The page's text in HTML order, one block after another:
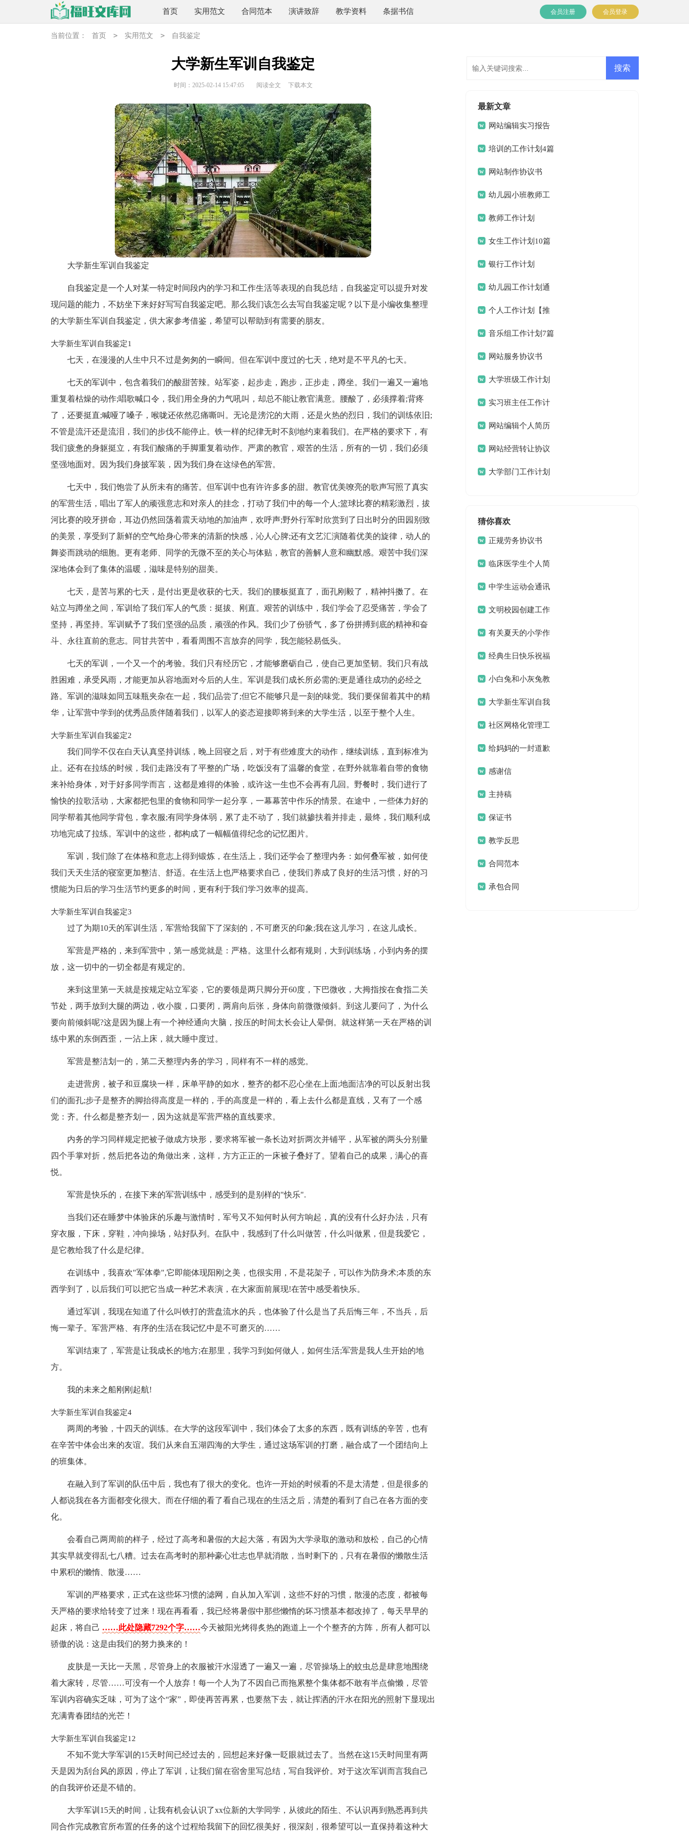
首页 实用范文 合同范本 演讲致辞 教学资料 条据书信 会员登录
会员注册
当前位置： 首页 > 实用范文 > 自我鉴定
大学新生军训自我鉴定
时间：2025-02-14 15:47:05 阅读全文 下载本文
大学新生军训自我鉴定
自我鉴定是一个人对某一特定时间段内的学习和工作生活等表现的自我总结，自我鉴定可以提升对发
现问题的能力，不妨坐下来好好写写自我鉴定吧。那么我们该怎么去写自我鉴定呢？以下是小编收集整理
的大学新生军训自我鉴定，供大家参考借鉴，希望可以帮助到有需要的朋友。
大学新生军训自我鉴定1
七天，在漫漫的人生中只不过是匆匆的一瞬间。但在军训中度过的七天，绝对是不平凡的七天。
七天的军训中，包含着我们的酸甜苦辣。站军姿，起步走，跑步，正步走，蹲坐。我们一遍又一遍地
重复着枯燥的动作;唱歌喊口令，我们用全身的力气吼叫，却总不能让教官满意。腰酸了，必须撑着;背疼
了，还要挺直;喊哑了嗓子，喉咙还依然忍痛嘶叫。无论是滂沱的大雨，还是火热的烈日，我们的训练依旧;
不管是流汗还是流泪，我们的步伐不能停止。铁一样的纪律无时不刻地约束着我们。在严格的要求下，有
我们疲惫的身躯挺立，有我们酸痛的手脚重复着动作。严肃的教官，艰苦的生活，所有的一切，我们必须
坚强地面对。因为我们身披军装，因为我们身在这绿色的军营。
七天中，我们饱尝了从所未有的痛苦。但军训中也有许许多多的甜。教官优美嘹亮的歌声写照了真实
的军营生活，唱出了军人的顽强意志和对亲人的挂念，打动了我们中的每一个人;篮球比赛的精彩激烈，拔
河比赛的咬牙拼命，耳边仍然回荡着震天动地的加油声，欢呼声;野外行军时欣赏到了日出时分的田园别致
的美景，享受到了新鲜的空气给身心带来的清新的快感，沁人心脾;还有文艺汇演随着优美的旋律，动人的
舞姿而跳动的细胞。更有老师、同学的无微不至的关心与体贴，教官的善解人意和幽默感。艰苦中我们深
深地体会到了集体的温暖，滋味是特别的甜美。
七天，是苦与累的七天，是付出更是收获的七天。我们的腰板挺直了，面孔刚毅了，精神抖擞了。在
站立与蹲坐之间，军训给了我们军人的气质：挺拔、刚直。艰苦的训练中，我们学会了忍受痛苦，学会了
坚持，再坚持。军训赋予了我们坚强的品质，顽强的作风。我们少了份骄气，多了份拼搏到底的精神和奋
斗、永往直前的意志。同甘共苦中，看看周围不言放弃的同学，我怎能轻易低头。
七天的军训，一个又一个的考验。我们只有经历它，才能够磨砺自己，使自己更加坚韧。我们只有战
胜困难，承受风雨，才能更加从容地面对今后的人生。军训是我们成长所必需的;更是通往成功的必经之
路。军训的滋味如同五味瓶夹杂在一起，我们品尝了;但它不能够只是一刻的味觉。我们要保留着其中的精
华，让军营中学到的优秀品质伴随着我们，以军人的姿态迎接即将到来的大学生活，以至于整个人生。
大学新生军训自我鉴定2
我们同学不仅在白天认真坚持训练，晚上回寝之后，对于有些难度大的动作，继续训练，直到标准为
止。还有在拉练的时候，我们走路没有了平整的广场，吃饭没有了温馨的食堂，在野外就靠着自带的食物
来补给身体，对于好多同学而言，这都是难得的体验，或许这一生也不会再有几回。野餐时，我们进行了
愉快的拉歌活动，大家都把包里的食物和同学一起分享，一幕幕苦中作乐的情景。在途中，一些体力好的
同学帮着其他同学背包，拿衣服;有同学身体弱，累了走不动了，我们就掺扶着并排走，最终，我们顺利成
功地完成了拉练。军训中的这些，都构成了一幅幅值得纪念的记忆图片。
军训，我们除了在体格和意志上得到锻炼，在生活上，我们还学会了整理内务：如何叠军被，如何使
我们天天生活的寝室更加整洁、舒适。在生活上也严格要求自己，使我们养成了良好的生活习惯，好的习
惯能为日后的学习生活节约更多的时间，更有利于我们学习效率的提高。
大学新生军训自我鉴定3
过了为期10天的军训生活，军营给我留下了深刻的，不可磨灭的印象;我在这儿学习，在这儿成长。
军营是严格的，来到军营中，第一感觉就是：严格。这里什么都有规则，大到训练场，小到内务的摆
放，这一切中的一切全都是有规定的。
来到这里第一天就是按规定站立军姿，它的要领是两只脚分开60度，下巴微收，大拇指按在食指二关
节处，两手放到大腿的两边，收小腹，口要闭，两肩向后张，身体向前微微倾斜。到这儿要问了，为什么
要向前倾斜呢?这是因为腿上有一个神经通向大脑，按压的时间太长会让人晕倒。就这样第一天在严格的训
练中累的东倒西歪，一沾上床，就大睡中度过。
军营是整洁划一的，第二天整理内务的学习，同样有不一样的感觉。
走进营房，被子和豆腐块一样，床单平静的如水，整齐的都不忍心坐在上面;地面洁净的可以反射出我
们的面孔;步子是整齐的脚抬得高度是一样的，手的高度是一样的，看上去什么都是直线，又有了一个感
觉：齐。什么都是整齐划一，因为这就是军营严格的直线要求。
内务的学习同样规定把被子做成方块形，要求将军被一条长边对折两次并铺平，从军被的两头分别量
四个手掌对折，然后把各边的角做出来，这样，方方正正的一床被子叠好了。望着自己的成果，满心的喜
悦。
军营是快乐的，在接下来的军营训练中，感受到的是别样的"快乐".
当我们还在睡梦中体验床的乐趣与激情时，军号又不知何时从何方响起，真的没有什么好办法，只有
穿衣服，下床，穿鞋，冲向操场，站好队列。在队中，我感到了什么叫做苦，什么叫做累，但是我爱它，
是它教给我了什么是纪律。
在训练中，我喜欢"军体拳",它即能体现阳刚之美，也很实用，不是花架子，可以作为防身术;本质的东
西学到了，以后我们可以把它当成一种艺术表演，在大家面前展现!在苦中感受着快乐。
通过军训，我现在知道了什么叫铁打的营盘流水的兵，也体验了什么是当了兵后悔三年，不当兵，后
悔一辈子。军营严格、有序的生活在我记忆中是不可磨灭的……
军训结束了，军营是让我成长的地方;在那里，我学习到如何做人，如何生活;军营是我人生开始的地
方。
我的未来之船刚刚起航!
大学新生军训自我鉴定4
两周的考验，十四天的训练。在大学的这段军训中，我们体会了太多的东西，既有训练的辛苦，也有
在辛苦中体会出来的友谊。我们从来自五湖四海的大学生，通过这场军训的打磨，融合成了一个团结向上
的班集体。
在融入到了军训的队伍中后，我也有了很大的变化。也许一开始的时候看的不是太清楚，但是很多的
人都说我在各方面都变化很大。而在仔细的看了看自己现在的生活之后，清楚的看到了自己在各方面的变
化。
会看自己两周前的样子，经过了高考和暑假的大起大落，有因为大学录取的激动和放松，自己的心情
其实早就变得乱七八糟。过去在高考时的那种豪心壮志也早就消散，当时剩下的，只有在暑假的懒散生活
中累积的懒惰、散漫……
军训的严格要求，正式在这些坏习惯的滤网，自从加入军训，这些不好的习惯，散漫的态度，都被每
天严格的要求给转变了过来！现在再看看，我已经将暑假中那些懒惰的坏习惯基本都改掉了，每天早早的
起床，将自己 ……此处隐藏7292个字……今天被阳光烤得炙热的跑道上一个个整齐的方阵，所有人都可以
骄傲的说：这是由我们的努力换来的！
皮肤是一天比一天黑，尽管身上的衣服被汗水湿透了一遍又一遍，尽管操场上的蚊虫总是肆意地围绕
着大家转，尽管……可没有一个人放弃！每一个人为了不因自己而拖累整个集体都不敢有半点偷懒，尽管
军训内容确实乏味，可为了这个“家”，即使再苦再累，也要熬下去，就让挥洒的汗水在阳光的照射下显现出
充满青春团结的光芒！
大学新生军训自我鉴定12
不知不觉大学军训的15天时间已经过去的，回想起来好像一眨眼就过去了。当然在这15天时间里有两
天是因为刮台风的原因，停止了军训，让我们留在宿舍里写总结，写自我评价。对于这次军训而言我自己
的自我评价还是不错的。
大学军训15天的时间，让我有机会认识了xx位新的大学同学，从彼此的陌生、不认识再到熟悉再到共
同合作完成教官所布置的任务的这个过程给我留下的回忆很美好，很深刻，很希望可以一直保持着这种大
最新文章
网站编辑实习报告
培训的工作计划4篇
网站制作协议书
幼儿园小班教师工
作计划教师工作计划
女生工作计划10篇
银行工作计划
幼儿园工作计划通
用15篇个人工作计划【推
荐】音乐组工作计划7篇
网站服务协议书
大学班级工作计划
15篇实习班主任工作计
划(合集15篇)
网站编辑个人简历
网站经营转让协议
书 大学部门工作计划
猜你喜欢
正规劳务协议书
临床医学生个人简
历 中学生运动会通讯
稿15篇文明校园创建工作
方案 13篇
有关夏天的小学作
文3篇经典生日快乐祝福
问候语小白兔和小灰兔教
案 大学新生军训自我
鉴定社区网格化管理工
作总结给妈妈的一封道歉
信 感谢信
主持稿
保证书
教学反思
合同范本
承包合同